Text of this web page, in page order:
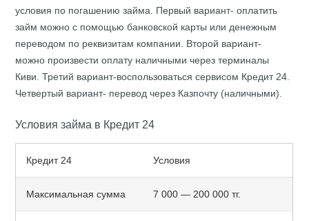
условия по погашению займа. Первый вариант-оплатить
займ можно с помощью банковской карты или денежным
переводом по реквизитам компании. Второй вариант-
можно произвести оплату наличными через терминалы
Киви. Третий вариант-воспользоваться сервисом Кредит 24.
Четвертый вариант- перевод через Казпочту (наличными).
Условия займа в Кредит 24
Кредит 24 Условия
Максимальная сумма 7 000 — 200 000 тг.